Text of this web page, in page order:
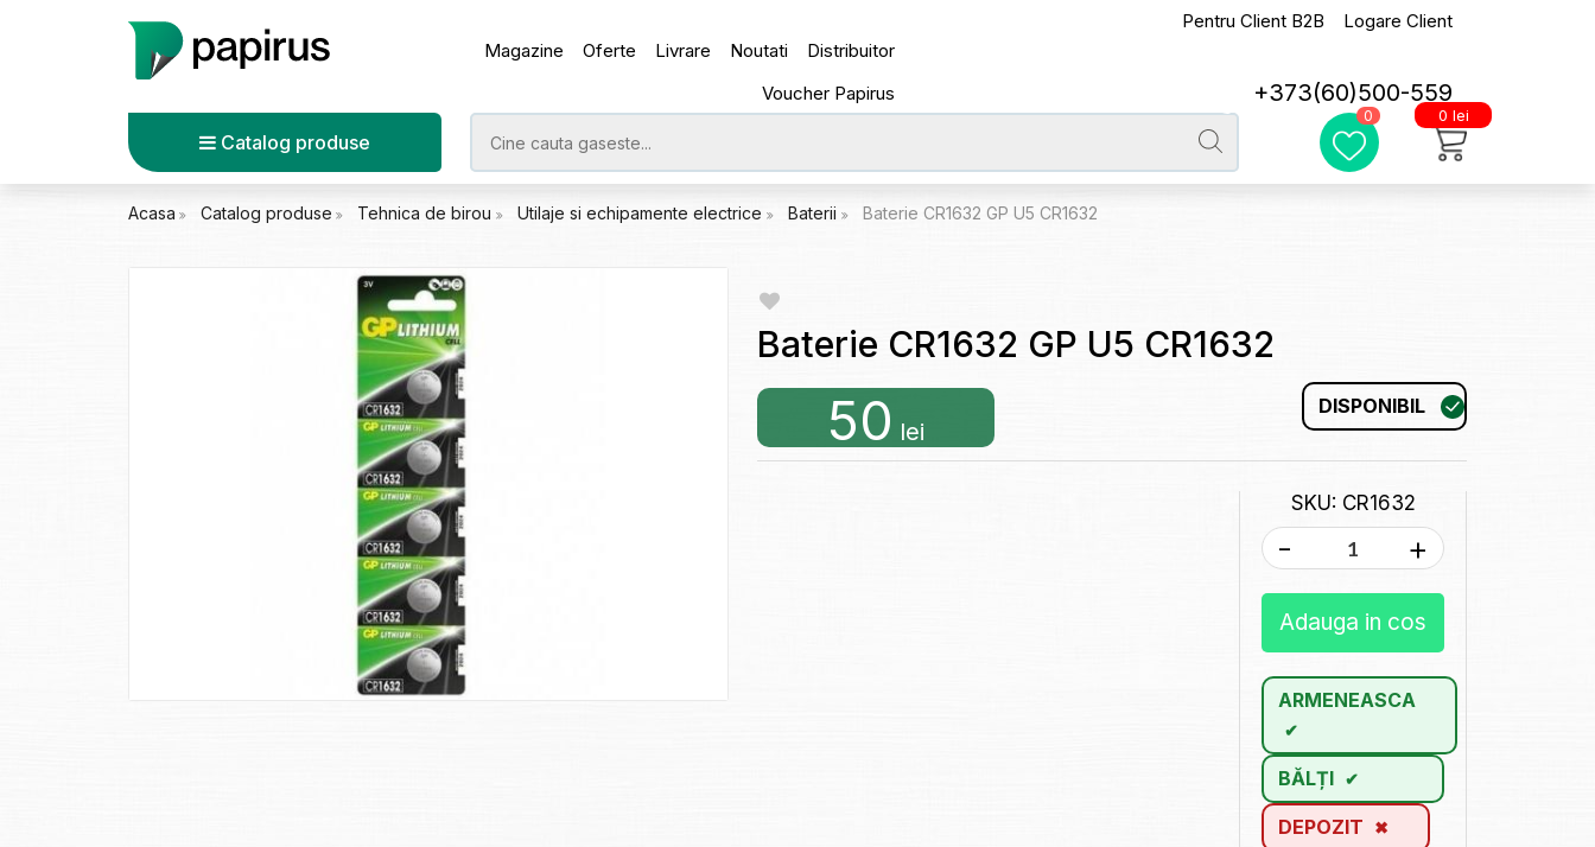
Magazine Oferte Livrare Noutati
Distribuitor
Voucher Papirus
Pentru Client B2B Logare Client
+373(60)500-559
Catalog produse
0 0 lei
Acasa Catalog produse Tehnica de birou Utilaje si echipamente electrice Baterii Baterie CR1632 GP U5 CR1632
Baterie CR1632 GP U5 CR1632
50 lei
DISPONIBIL
SKU: CR1632
- +
Adauga in cos
ARMENEASCA
BĂLȚI
DEPOZIT